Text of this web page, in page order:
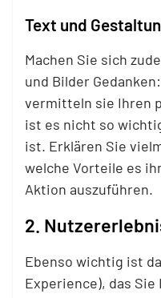
Text und
Machen Sie sich
und Bilder
vermitteln sie Ihren
ist es nicht so
ist. Erklären Sie
welche Vorteile es
Aktion auszuführen.
2.
Ebenso wichtig ist
Experience), das